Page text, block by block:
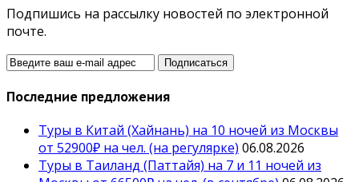
Подпишись на рассылку новостей по электронной
почте.
Последние предложения
Туры в Китай (Хайнань) на 10 ночей из Москвы
от 52900₽ на чел. (на регулярке) 06.08.2026
Туры в Таиланд (Паттайя) на 7 и 11 ночей из